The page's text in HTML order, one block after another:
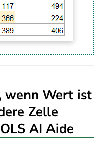
wenn Wert ist
Zelle
AI Aide